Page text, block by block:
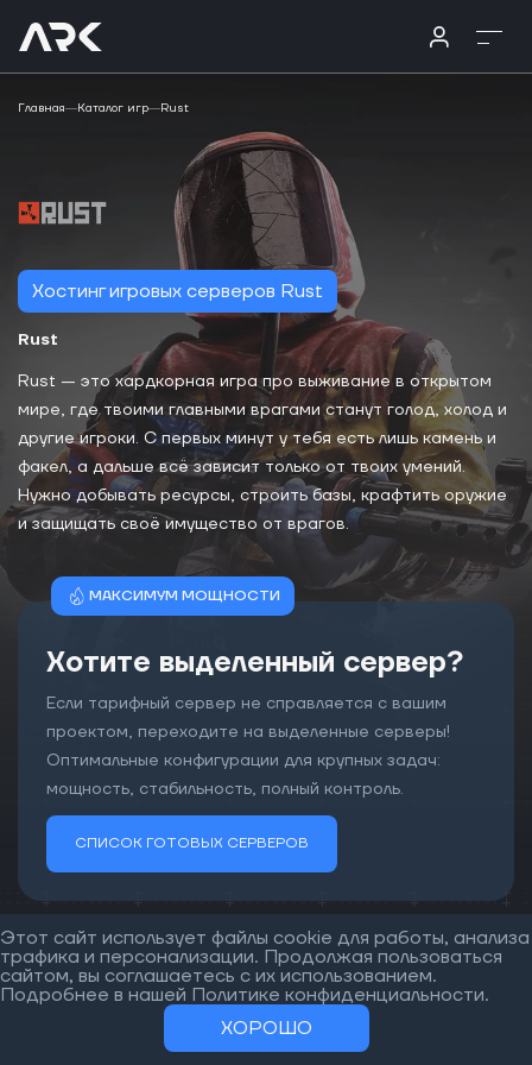
Этот сайт использует файлы cookie для работы, анализа
трафика и персонализации. Продолжая пользоваться
сайтом, вы соглашаетесь с их использованием.
Подробнее в нашей Политике конфиденциальности.
ХОРОШО
Главная Каталог игр Rust
Хостинг игровых серверов Rust
Rust
Rust — это хардкорная игра про выживание в открытом
мире, где твоими главными врагами станут голод, холод и
другие игроки. С первых минут у тебя есть лишь камень и
факел, а дальше всё зависит только от твоих умений.
Нужно добывать ресурсы, строить базы, крафтить оружие
и защищать своё имущество от врагов.
МАКСИМУМ МОЩНОСТИ
Хотите выделенный сервер?
Если тарифный сервер не справляется с вашим
проектом, переходите на выделенные серверы!
Оптимальные конфигурации для крупных задач:
мощность, стабильность, полный контроль.
СПИСОК ГОТОВЫХ СЕРВЕРОВ
Что мы предлагаем?